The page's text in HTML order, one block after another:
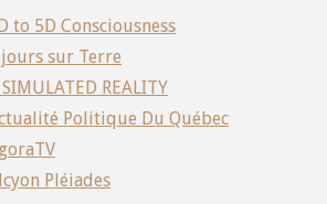
to 5D Consciousness
sur Terre
REALITY
Politique Du Québec
Pléiades